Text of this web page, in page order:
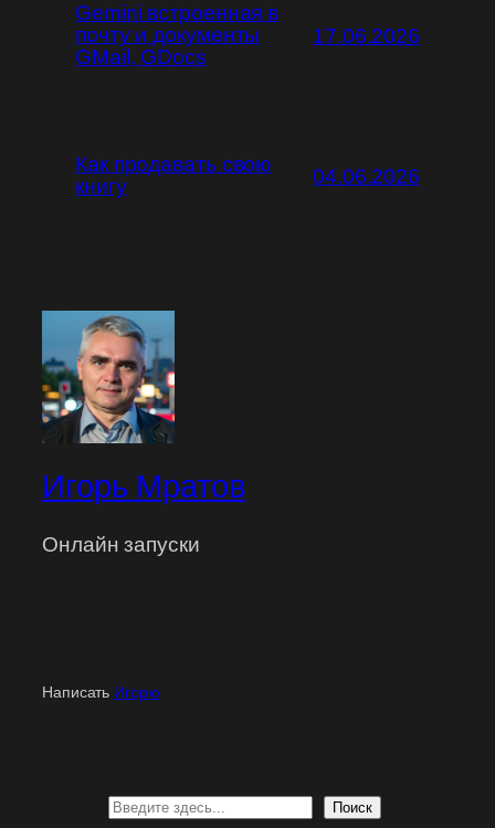
Gemini встроенная в
почту и документы
GMail, GDocs
17.06.2026
Как продавать свою
книгу
04.06.2026
Игорь Мратов
Онлайн запуски
Написать Игорю
Поиск Поиск